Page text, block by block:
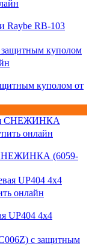
Raybe RB-103
куполом от
СНЕЖИНКА (6059-
UP404 4x4